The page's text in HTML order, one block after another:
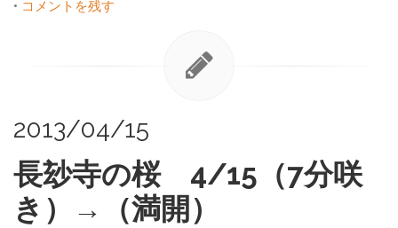
• コメントを残す
2013/04/15
長玅寺の桜 4/15（7分咲
き）→（満開）